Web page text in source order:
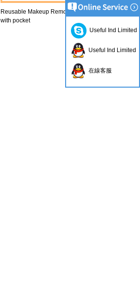
Reusable Makeup Remover Pad-
with pocket
Useful Ind Limited
Useful Ind Limited
在線客服